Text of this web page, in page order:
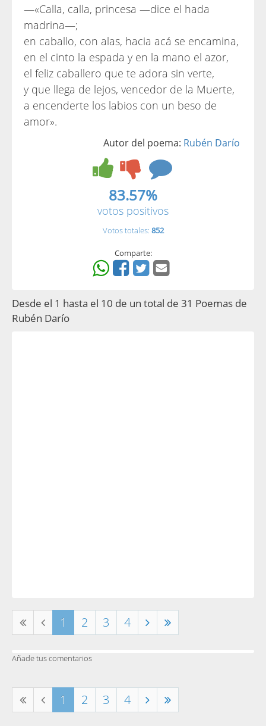
—«Calla, calla, princesa —dice el hada
madrina—;
en caballo, con alas, hacia acá se encamina,
en el cinto la espada y en la mano el azor,
el feliz caballero que te adora sin verte,
y que llega de lejos, vencedor de la Muerte,
a encenderte los labios con un beso de
amor».
Autor del poema: Rubén Darío
83.57%
votos positivos
Votos totales: 852
Comparte:
Desde el 1 hasta el 10 de un total de 31 Poemas de
Rubén Darío
1 2 3 4
Añade tus comentarios
1 2 3 4